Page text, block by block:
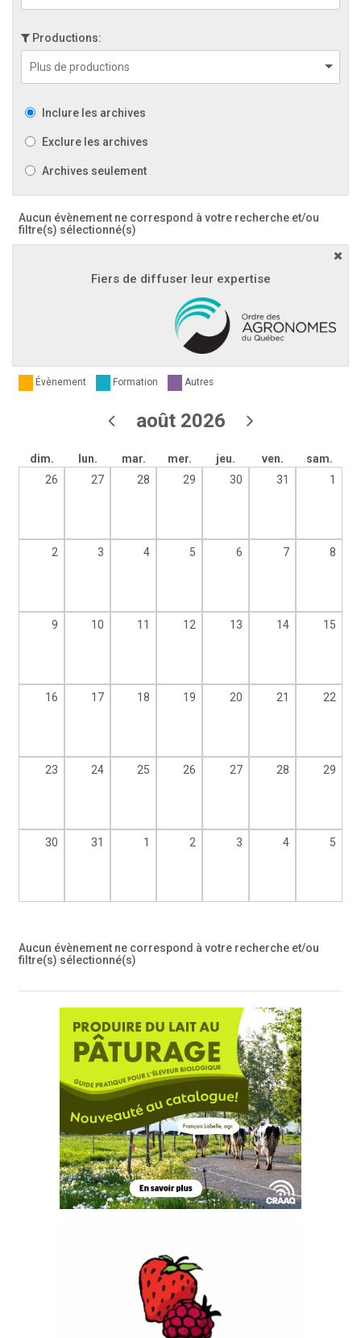
Productions:
Inclure les archives
Exclure les archives
Archives seulement
Aucun évènement ne correspond à votre recherche et/ou
filtre(s) sélectionné(s)
Fiers de diffuser leur expertise
Évènement Formation Autres
août 2026
dim. lun. mar. mer. jeu. ven.
sam.
26
27 28 29 30 31 1
2 3 4 5 6 7 8
9 10 11 12 13 14 15
16 17 18 19 20 21 22
23 24 25 26 27 28 29
30 31 1 2 3 4 5
Aucun évènement ne correspond à votre recherche et/ou
filtre(s) sélectionné(s)